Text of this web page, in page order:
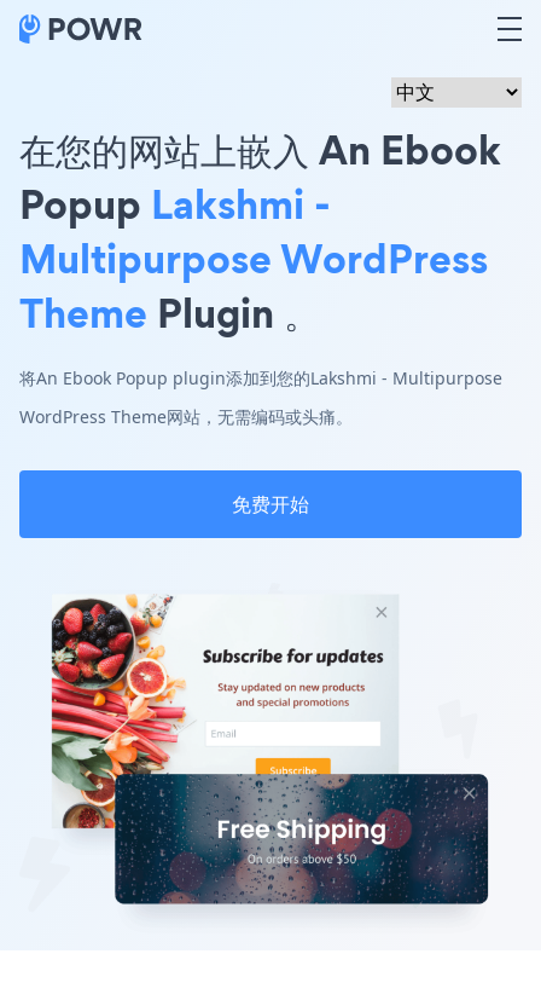
在您的网站上嵌入 An Ebook
Popup Lakshmi -
Multipurpose WordPress
Theme Plugin 。
将An Ebook Popup plugin添加到您的Lakshmi - Multipurpose
WordPress Theme网站，无需编码或头痛。
免费开始